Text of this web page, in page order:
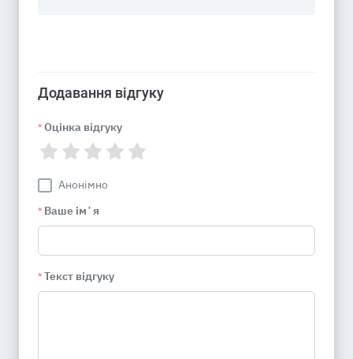
Додавання відгуку
* Оцінка відгуку
Анонімно
* Ваше імʼя
* Текст відгуку